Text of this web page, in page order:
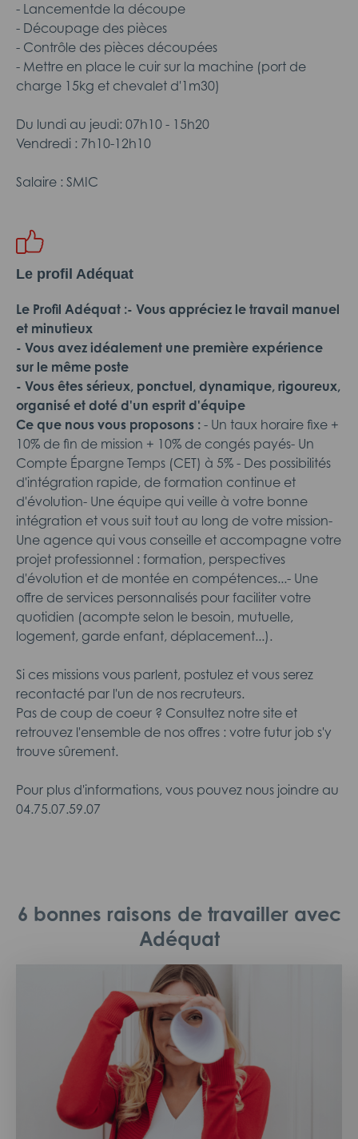
- Lancementde la découpe
- Découpage des pièces
- Contrôle des pièces découpées
- Mettre en place le cuir sur la machine (port de
charge 15kg et chevalet d'1m30)
Du lundi au jeudi: 07h10 - 15h20
Vendredi : 7h10-12h10
Salaire : SMIC
Le profil Adéquat
Le Profil Adéquat :- Vous appréciez le travail manuel
et minutieux
- Vous avez idéalement une première expérience
sur le même poste
- Vous êtes sérieux, ponctuel, dynamique, rigoureux,
organisé et doté d'un esprit d'équipe
Ce que nous vous proposons : - Un taux horaire fixe +
10% de fin de mission + 10% de congés payés- Un
Compte Épargne Temps (CET) à 5% - Des possibilités
d'intégration rapide, de formation continue et
d'évolution- Une équipe qui veille à votre bonne
intégration et vous suit tout au long de votre mission-
Une agence qui vous conseille et accompagne votre
projet professionnel : formation, perspectives
d'évolution et de montée en compétences...- Une
offre de services personnalisés pour faciliter votre
quotidien (acompte selon le besoin, mutuelle,
logement, garde enfant, déplacement...).
Si ces missions vous parlent, postulez et vous serez
recontacté par l'un de nos recruteurs.
Pas de coup de coeur ? Consultez notre site et
retrouvez l'ensemble de nos offres : votre futur job s'y
trouve sûrement.
Pour plus d'informations, vous pouvez nous joindre au
04.75.07.59.07
6 bonnes raisons de travailler avec
Adéquat